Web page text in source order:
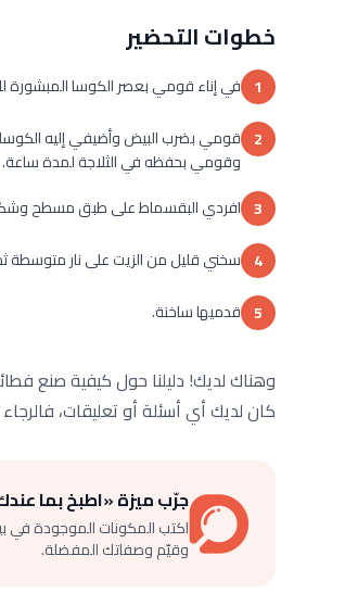
خطوات التحضير
1 في إناء قومي بعصر الكوسا المبشورة
2 قومي بضرب البيض وأضيفي إليه الكوسا،
وقومي بحفظه في الثلاجة لمدة ساعة.
3 افردي البقسماط على طبق مسطح
4 سخني قليل من الزيت على نار
5 قدميها ساخنة.
وهناك لديك! دليلنا حول كيفية صنع
كان لديك أي أسئلة أو تعليقات،
جرّب ميزة «اطبخ بما
اكتب المكونات الموجودة
وقيّم وصفاتك المفضلة.